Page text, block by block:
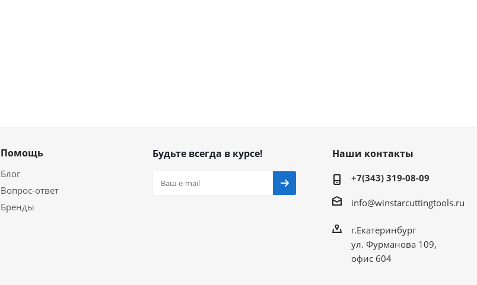
Помощь
Блог
Вопрос-ответ
Бренды
Будьте всегда в курсе! Наши контакты
+7(343) 319-08-09
info@winstarcuttingtools.ru
г.Екатеринбург
ул. Фурманова 109,
офис 604